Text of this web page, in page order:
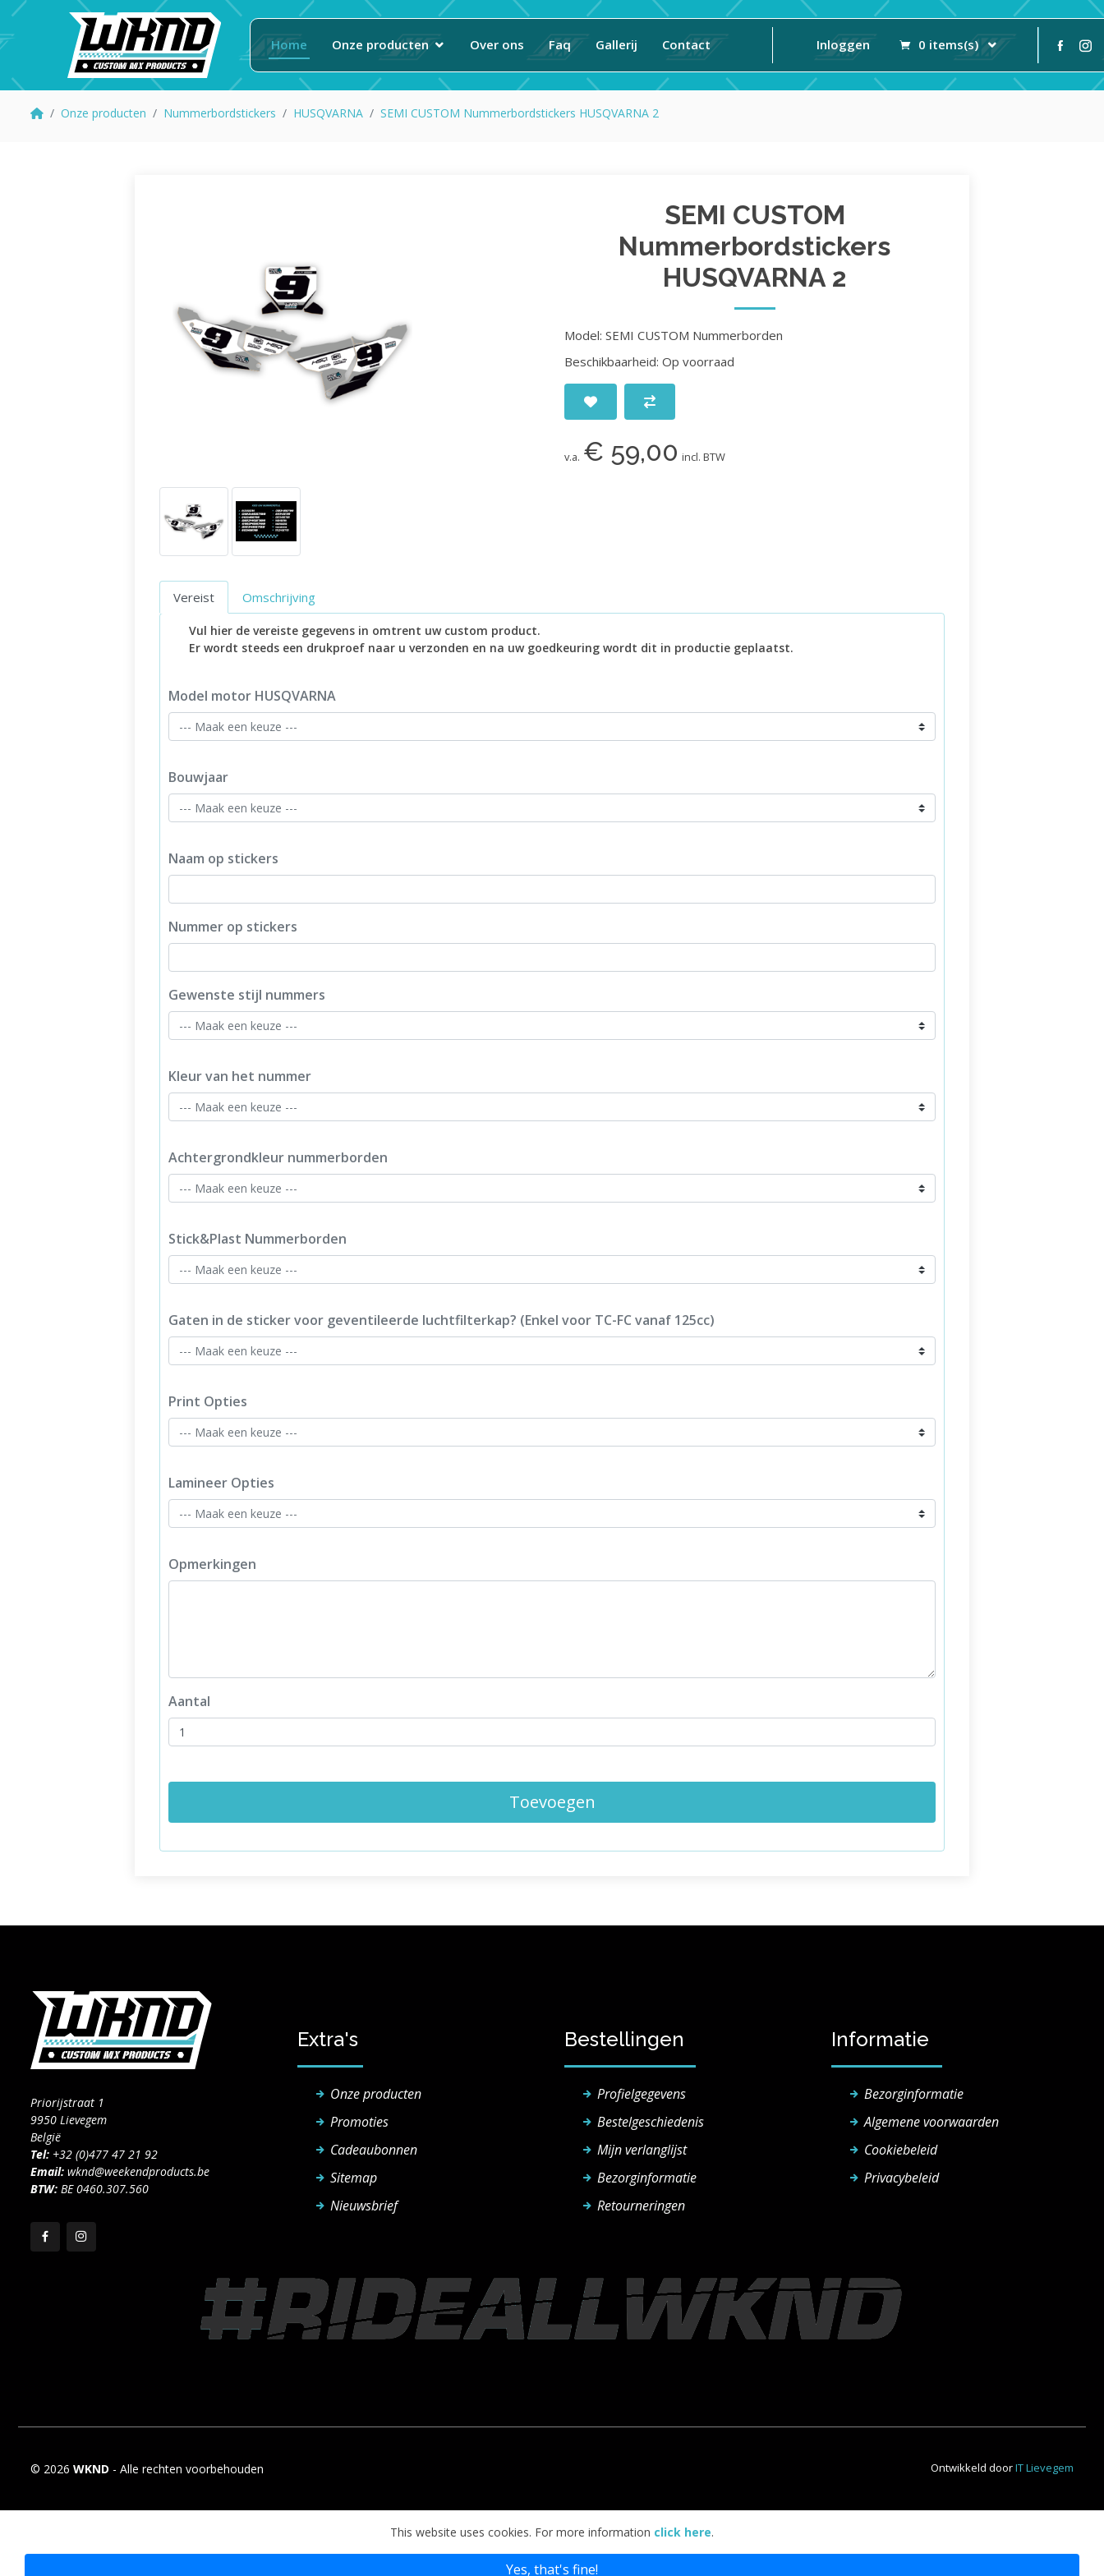
Home Onze producten Over ons Faq Gallerij Contact Inloggen 0 items(s)
Onze producten Nummerbordstickers HUSQVARNA SEMI CUSTOM Nummerbordstickers HUSQVARNA 2
SEMI CUSTOM
Nummerbordstickers
HUSQVARNA 2
Model: SEMI CUSTOM Nummerborden
Beschikbaarheid: Op voorraad
v.a. € 59,00 incl. BTW
Vereist Omschrijving
Vul hier de vereiste gegevens in omtrent uw custom product.
Er wordt steeds een drukproef naar u verzonden en na uw goedkeuring wordt dit in productie geplaatst.
Model motor HUSQVARNA
Bouwjaar
Naam op stickers
Nummer op stickers
Gewenste stijl nummers
Kleur van het nummer
Achtergrondkleur nummerborden
Stick&Plast Nummerborden
Gaten in de sticker voor geventileerde luchtfilterkap? (Enkel voor TC-FC vanaf 125cc)
Print Opties
Lamineer Opties
Opmerkingen
Aantal
Toevoegen
Priorijstraat 1
9950 Lievegem
België
Tel: +32 (0)477 47 21 92
Email: wknd@weekendproducts.be
BTW: BE 0460.307.560
Extra's
Onze producten
Promoties
Cadeaubonnen
Sitemap
Nieuwsbrief
Bestellingen
Profielgegevens
Bestelgeschiedenis
Mijn verlanglijst
Bezorginformatie
Retourneringen
Informatie
Bezorginformatie
Algemene voorwaarden
Cookiebeleid
Privacybeleid
© 2026 WKND - Alle rechten voorbehouden Ontwikkeld doorIT Lievegem
This website uses cookies. For more information click here.
Yes, that's fine!